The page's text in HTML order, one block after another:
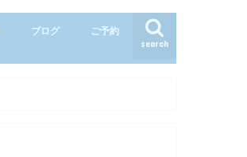
search
ブログ ご予約